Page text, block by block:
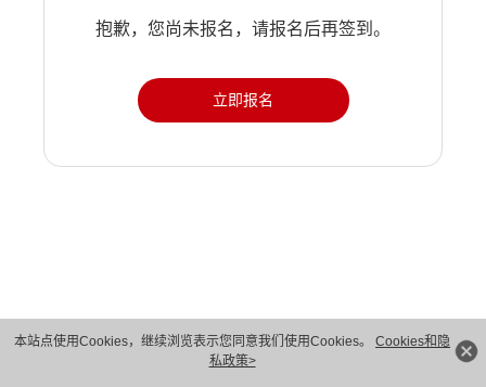
本站点使用Cookies，继续浏览表示您同意我们使用Cookies。 Cookies和隐
私政策>
抱歉，您尚未报名，请报名后再签到。
立即报名
版权所有 © 华为技术有限公司 1998-2026。 保留一切权利。粤A2-20044005号
隐私保护
法律声明